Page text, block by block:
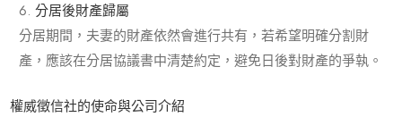
分居後財產歸屬
分居期間，夫妻的財產依然會進行共有，若希望明確分割財
產，應該在分居協議書中清楚約定，避免日後對財產的爭執。
權威徵信社的使命與公司介紹